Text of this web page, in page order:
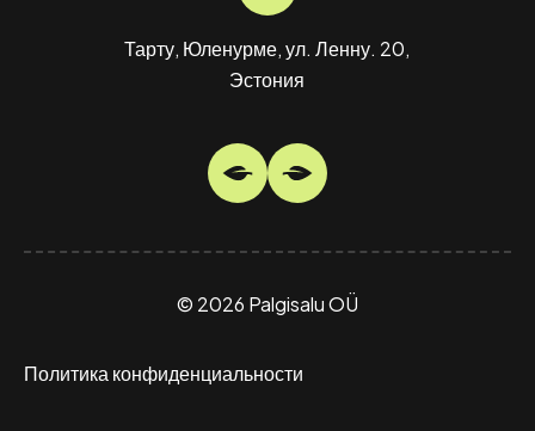
Туя «Брабант», 110-130 Cm
12,00€
Тарту, Юленурме, ул. Ленну. 20,
Эстония
© 2026 Palgisalu OÜ
Политика конфиденциальности